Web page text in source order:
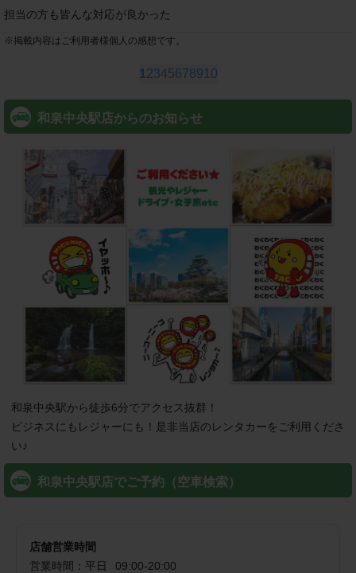
担当の方も皆んな対応が良かった
※ 掲載内容はご利用者様個人の感想です。
1 2345678910
和泉中央駅店からのお知らせ
和泉中央駅から徒歩6分でアクセス抜群！
ビジネスにもレジャーにも！是非当店のレンタカーをご利用くださ
い♪
和泉中央駅店でご予約（空車検索）
店舗営業時間
営業時間： 平日 09:00-20:00